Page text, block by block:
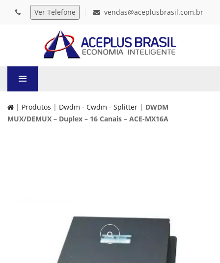
vendas@aceplusbrasil.com.br
| Produtos | Dwdm - Cwdm - Splitter | DWDM
MUX/DEMUX – Duplex – 16 Canais – ACE-MX16A